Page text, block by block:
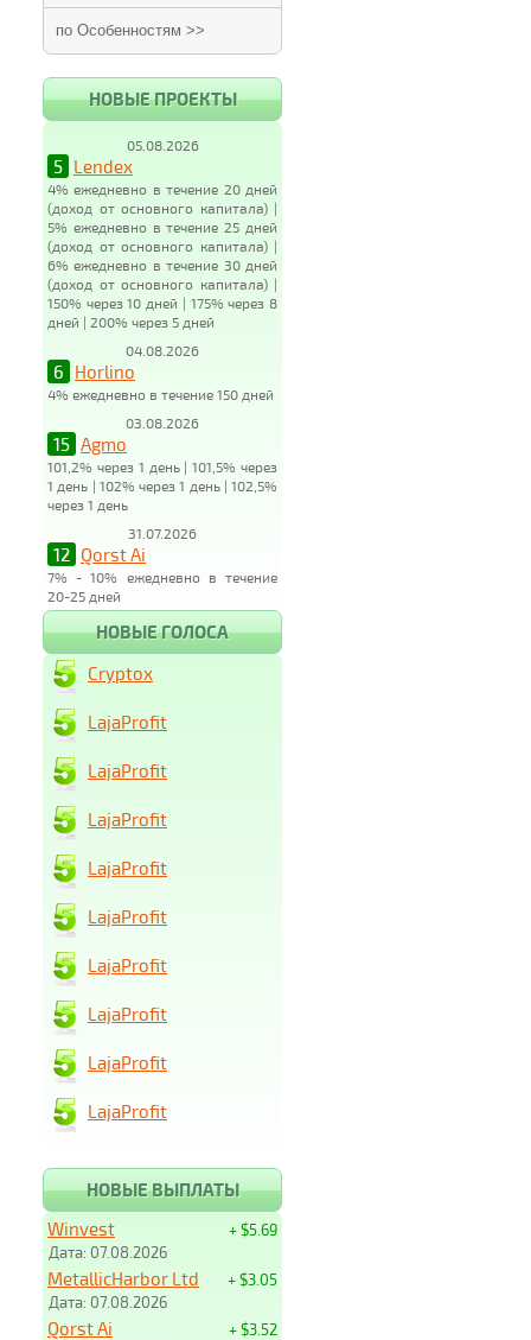
по Особенностям >>
НОВЫЕ ПРОЕКТЫ
05.08.2026
5 Lendex
4% ежедневно в течение 20 дней
(доход от основного капитала) |
5% ежедневно в течение 25 дней
(доход от основного капитала) |
6% ежедневно в течение 30 дней
(доход от основного капитала) |
150% через 10 дней | 175% через 8
дней | 200% через 5 дней
04.08.2026
6 Horlino
4% ежедневно в течение 150 дней
03.08.2026
15 Agmo
101,2% через 1 день | 101,5% через
1 день | 102% через 1 день | 102,5%
через 1 день
31.07.2026
12 Qorst Ai
7% - 10% ежедневно в течение
20-25 дней
НОВЫЕ ГОЛОСА
Cryptox
LajaProfit
LajaProfit
LajaProfit
LajaProfit
LajaProfit
LajaProfit
LajaProfit
LajaProfit
LajaProfit
НОВЫЕ ВЫПЛАТЫ
+ $5.69
Winvest
Дата: 07.08.2026
+ $3.05
MetallicHarbor Ltd
Дата: 07.08.2026
+ $3.52
Qorst Ai